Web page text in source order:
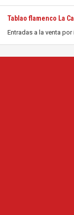
Tablao flamenco La
Entradas a la venta por